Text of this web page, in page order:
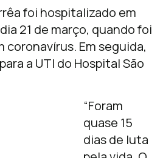
foi hospitalizado em
21 de março, quando foi
Em seguida,
a UTI do Hospital São
“Foram
quase 15
dias de luta